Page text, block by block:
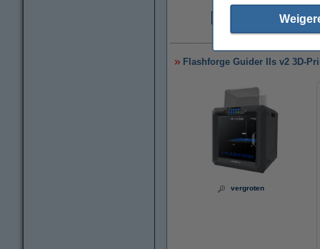
€
Flashforge Guider IIs v2 3D-
vergroten